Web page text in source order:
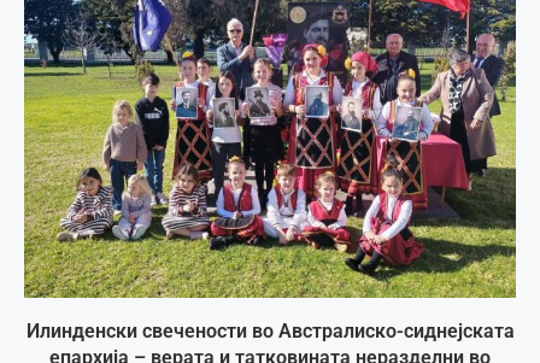
Илинденски свечености во Австралиско-сиднејската
епархија – верата и татковината неразделни во